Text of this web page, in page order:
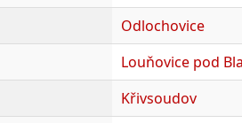
Odlochovice
Louňovice pod
Křivsoudov